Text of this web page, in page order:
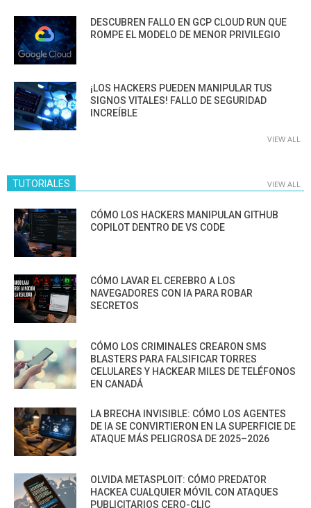
DESCUBREN FALLO EN GCP CLOUD RUN QUE
ROMPE EL MODELO DE MENOR PRIVILEGIO
¡LOS HACKERS PUEDEN MANIPULAR TUS
SIGNOS VITALES! FALLO DE SEGURIDAD
INCREÍBLE
VIEW ALL
TUTORIALES VIEW ALL
CÓMO LOS HACKERS MANIPULAN GITHUB
COPILOT DENTRO DE VS CODE
CÓMO LAVAR EL CEREBRO A LOS
NAVEGADORES CON IA PARA ROBAR
SECRETOS
CÓMO LOS CRIMINALES CREARON SMS
BLASTERS PARA FALSIFICAR TORRES
CELULARES Y HACKEAR MILES DE TELÉFONOS
EN CANADÁ
LA BRECHA INVISIBLE: CÓMO LOS AGENTES
DE IA SE CONVIRTIERON EN LA SUPERFICIE DE
ATAQUE MÁS PELIGROSA DE 2025–2026
OLVIDA METASPLOIT: CÓMO PREDATOR
HACKEA CUALQUIER MÓVIL CON ATAQUES
PUBLICITARIOS CERO-CLIC